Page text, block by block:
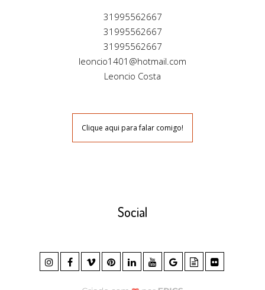
31995562667
31995562667
31995562667
leoncio1401@hotmail.com
Leoncio Costa
Clique aqui para falar comigo!
Social